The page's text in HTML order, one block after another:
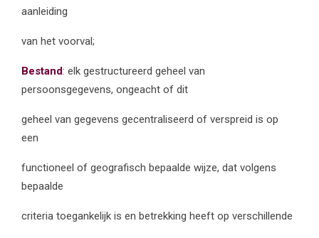
aanleiding
van het voorval;
Bestand: elk gestructureerd geheel van
persoonsgegevens, ongeacht of dit
geheel van gegevens gecentraliseerd of verspreid is op
een
functioneel of geografisch bepaalde wijze, dat volgens
bepaalde
criteria toegankelijk is en betrekking heeft op verschillende